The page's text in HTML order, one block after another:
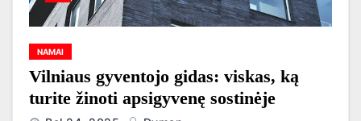
NAMAI
Vilniaus gyventojo gidas: viskas, ką
turite žinoti apsigyvenę sostinėje